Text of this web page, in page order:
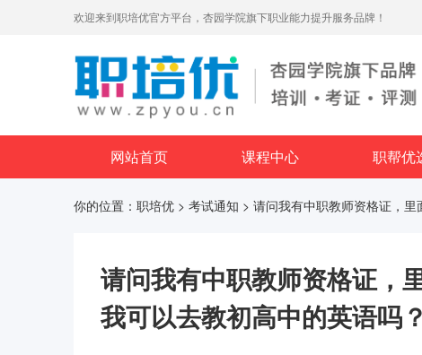
欢迎来到职培优官方平台，杏园学院旗下职业能力提升服务品牌！
网站首页 课程中心 职帮优
你的位置： 职培优 > 考试通知 > 请问我有中职教师资格证，里
请问我有中职教师资格证，
我可以去教初高中的英语吗